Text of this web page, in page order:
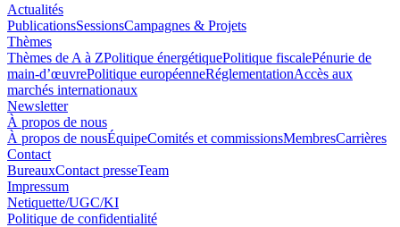
Actualités
PublicationsSessionsCampagnes & Projets
Thèmes
Thèmes de A à ZPolitique énergétiquePolitique fiscalePénurie de
main-d’œuvrePolitique européenneRéglementationAccès aux
marchés internationaux
Newsletter
À propos de nous
À propos de nousÉquipeComités et commissionsMembresCarrières
Contact
BureauxContact presseTeam
Impressum
Netiquette/UGC/KI
Politique de confidentialité